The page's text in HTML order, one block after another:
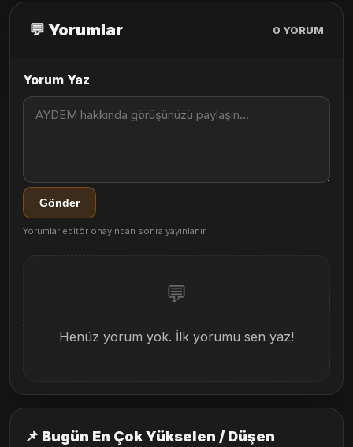
💬 Yorumlar 0 YORUM
Yorum Yaz
Gönder
Yorumlar editör onayından sonra yayınlanır.
💬
Henüz yorum yok. İlk yorumu sen yaz!
📌 Bugün En Çok Yükselen / Düşen